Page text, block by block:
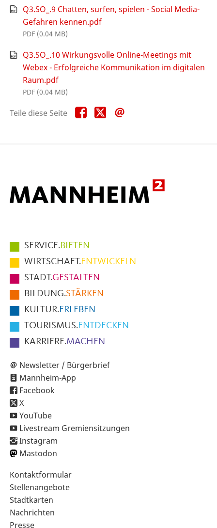
Q3.SO_.9 Chatten, surfen, spielen - Social Media-
Gefahren kennen.pdf
PDF (0.04 MB)
Q3.SO_.10 Wirkungsvolle Online-Meetings mit
Webex - Erfolgreiche Kommunikation im digitalen
Raum.pdf
PDF (0.04 MB)
Teile diese Seite Teile
diese
Teile
diese
Hauptmenüpunkte
im
Fußbereich
der
Seite
SERVICE.BIETEN
WIRTSCHAFT.ENTWICKELN
STADT.GESTALTEN
BILDUNG.STÄRKEN
KULTUR.ERLEBEN
TOURISMUS.ENTDECKEN
KARRIERE.MACHEN
Newsletter / Bürgerbrief
Mannheim-App
Facebook
X
YouTube
Livestream Gremiensitzungen
Instagram
Mastodon
Sekundärnavigation
im
Fußbereich
Kontaktformular
Stellenangebote
Stadtkarten
Nachrichten
Presse